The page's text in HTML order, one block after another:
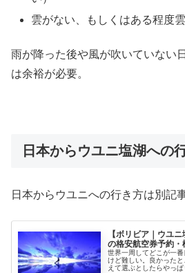
雲がない、もしくはある程度
雨が降った後や風が吹いていない
は余裕が必要。
日本からウユニ塩湖への
日本からウユニへの行き方は別記
【ボリビア｜ウユ
の格安航空券予約・
世界一周してどこが一
けど難しい。良かった
えて選ぶとしたらやっ